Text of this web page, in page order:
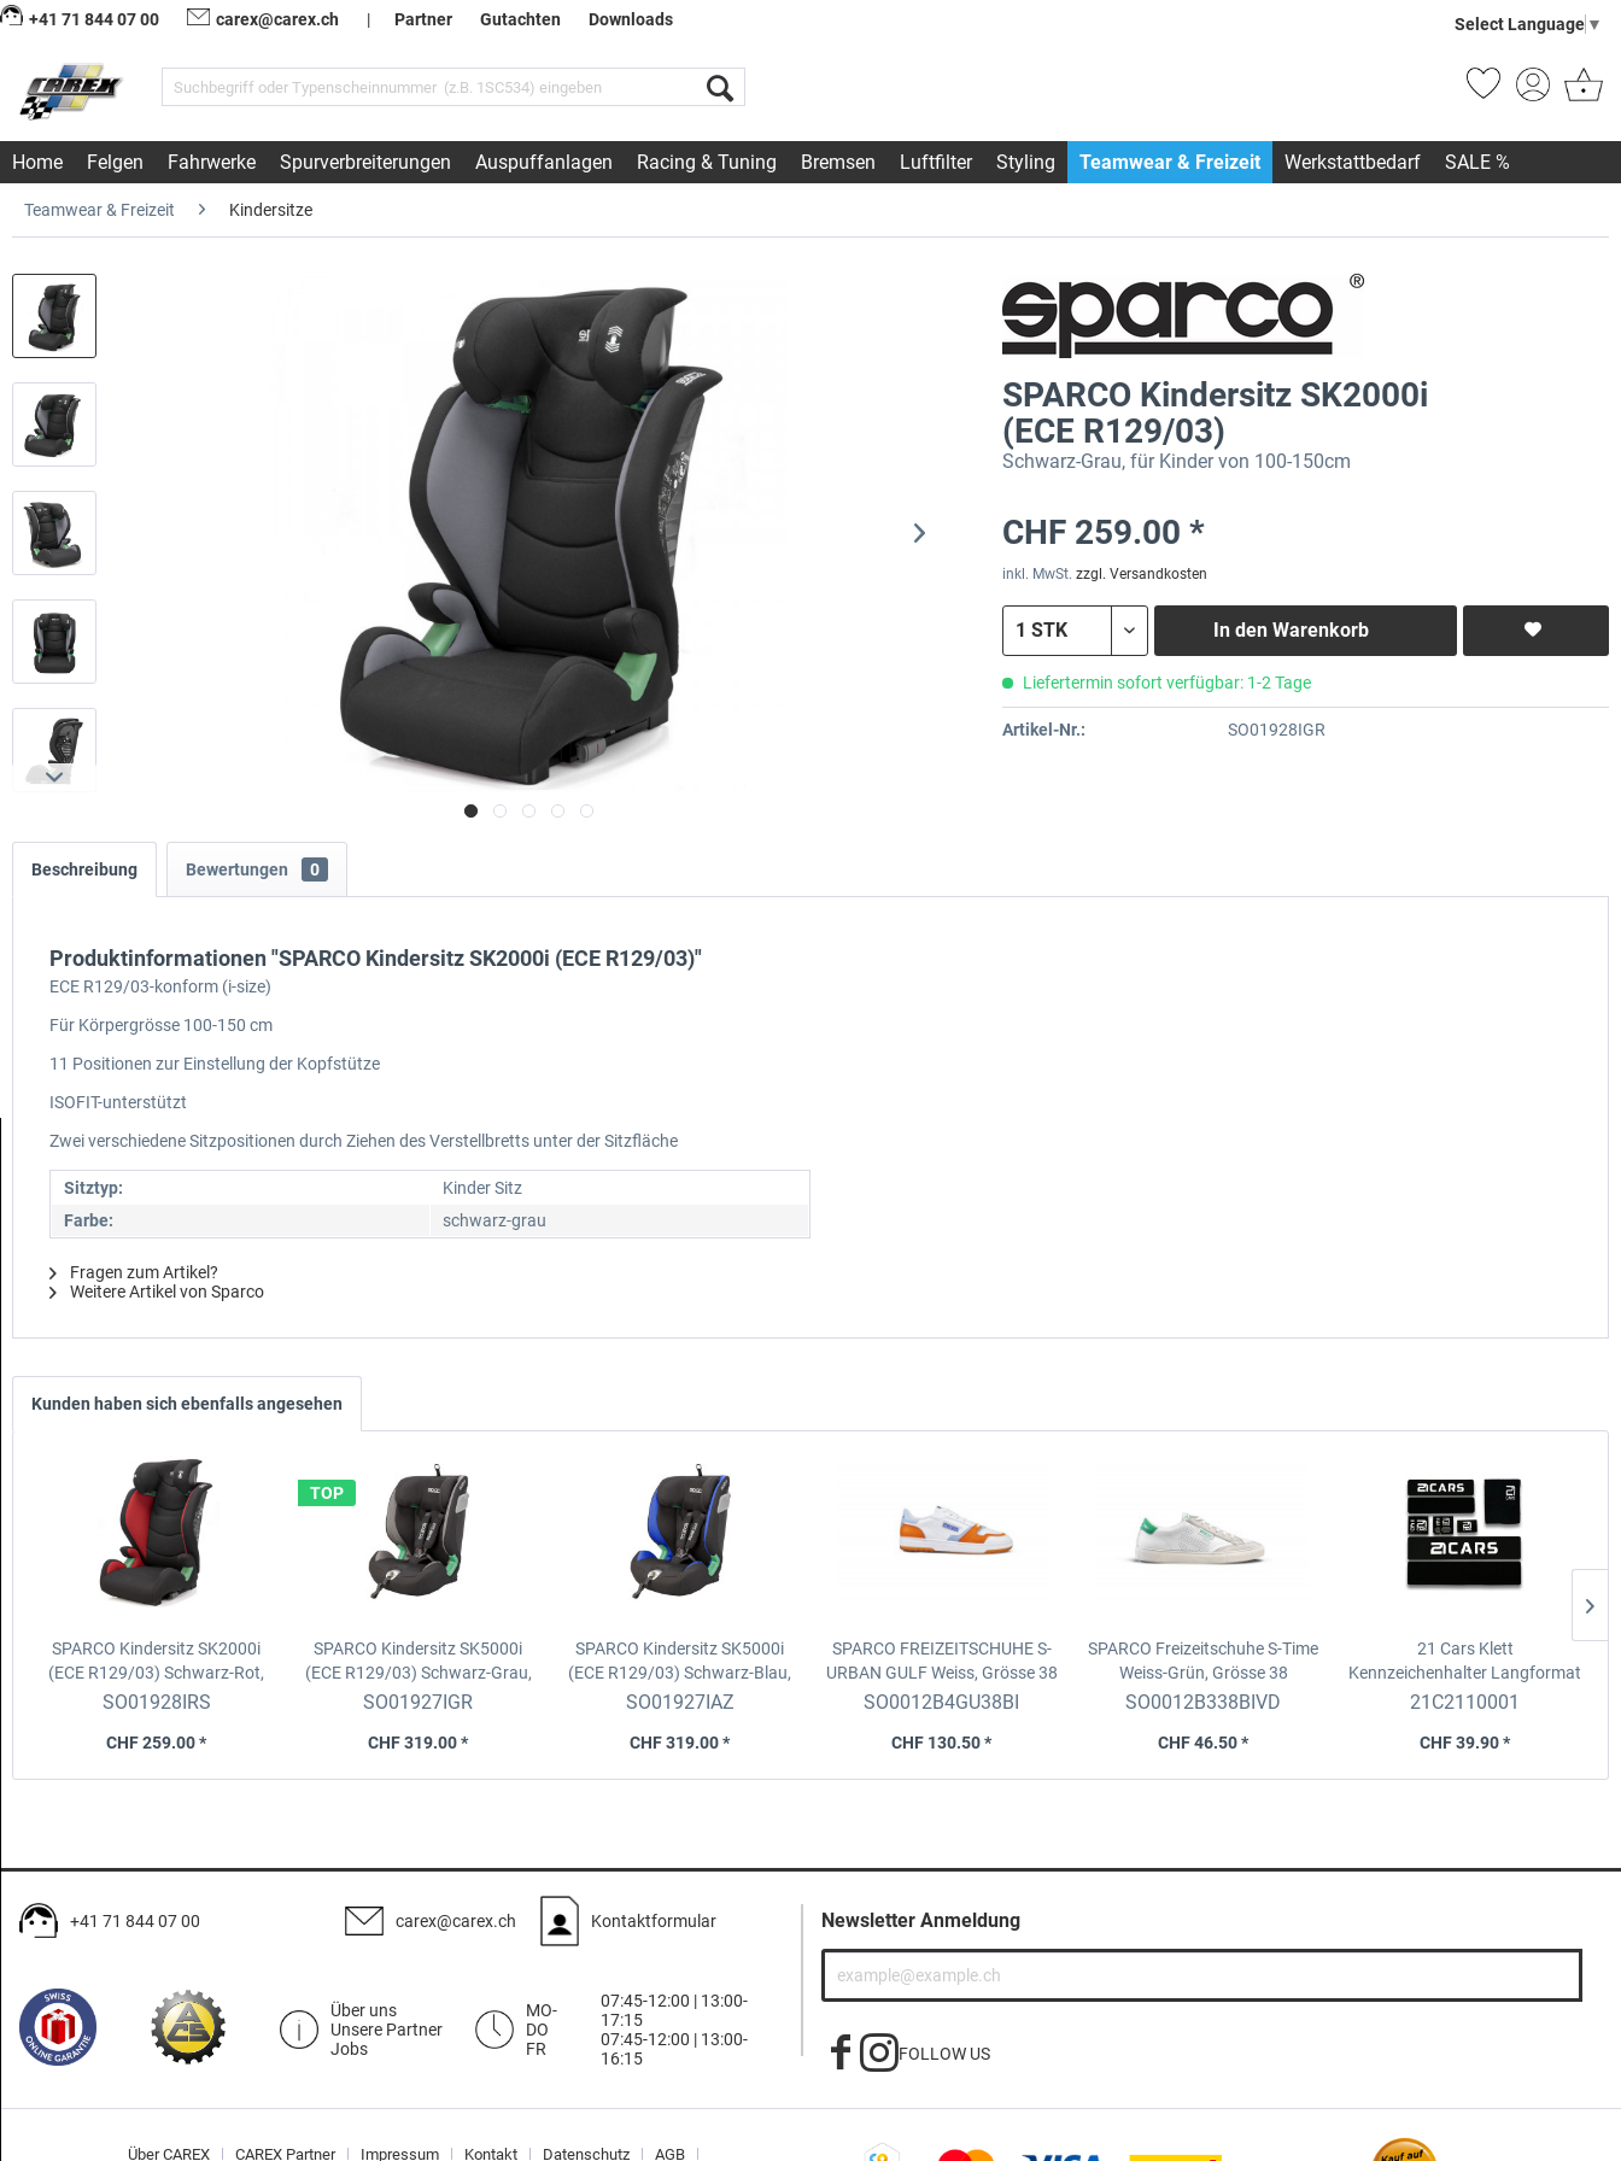
+41 71 844 07 00 carex@carex.ch | Partner Gutachten Downloads Select Language ▼
Home Felgen Fahrwerke Spurverbreiterungen Auspuffanlagen Racing & Tuning Bremsen Luftfilter Styling Teamwear & Freizeit Werkstattbedarf SALE %
Teamwear & Freizeit Kindersitze
SPARCO Kindersitz SK2000i
(ECE R129/03)
Schwarz-Grau, für Kinder von 100-150cm
CHF 259.00 *
inkl. MwSt. zzgl. Versandkosten
In den Warenkorb
Liefertermin sofort verfügbar: 1-2 Tage
Artikel-Nr.: SO01928IGR
Beschreibung Bewertungen 0
Produktinformationen "SPARCO Kindersitz SK2000i (ECE R129/03)"
ECE R129/03-konform (i-size)
Für Körpergrösse 100-150 cm
11 Positionen zur Einstellung der Kopfstütze
ISOFIT-unterstützt
Zwei verschiedene Sitzpositionen durch Ziehen des Verstellbretts unter der Sitzfläche
Sitztyp:
Kinder Sitz
Farbe:
schwarz-grau
Fragen zum Artikel?
Weitere Artikel von Sparco
Kunden haben sich ebenfalls angesehen
SPARCO Kindersitz SK2000i
(ECE R129/03) Schwarz-Rot,
für Kinder von 100-150cm
SO01928IRS
CHF 259.00 *
TOP
SPARCO Kindersitz SK5000i
(ECE R129/03) Schwarz-Grau,
für Kinder von 76-150cm
SO01927IGR
CHF 319.00 *
SPARCO Kindersitz SK5000i
(ECE R129/03) Schwarz-Blau,
für Kinder von 76-150cm
SO01927IAZ
CHF 319.00 *
SPARCO FREIZEITSCHUHE S-
URBAN GULFWeiss, Grösse 38
SO0012B4GU38BI
CHF 130.50 *
SPARCO Freizeitschuhe S-Time
Weiss-Grün, Grösse 38
SO0012B338BIVD
CHF 46.50 *
21 Cars Klett
Kennzeichenhalter Langformat
Premium1 Set für 1 Fahrzeug
21C2110001
CHF 39.90 *
+41 71 844 07 00 carex@carex.ch Kontaktformular
Über uns
Unsere Partner
Jobs
MO-
DO
FR
07:45-12:00 | 13:00-
17:15
07:45-12:00 | 13:00-
16:15
Newsletter Anmeldung
FOLLOW US
Über CAREX CAREX Partner Impressum Kontakt Datenschutz AGB